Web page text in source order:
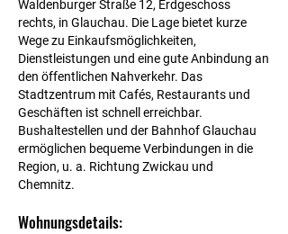
Waldenburger Straße 12, Erdgeschoss
rechts, in Glauchau. Die Lage bietet kurze
Wege zu Einkaufsmöglichkeiten,
Dienstleistungen und eine gute Anbindung an
den öffentlichen Nahverkehr. Das
Stadtzentrum mit Cafés, Restaurants und
Geschäften ist schnell erreichbar.
Bushaltestellen und der Bahnhof Glauchau
ermöglichen bequeme Verbindungen in die
Region, u. a. Richtung Zwickau und
Chemnitz.
Wohnungsdetails: